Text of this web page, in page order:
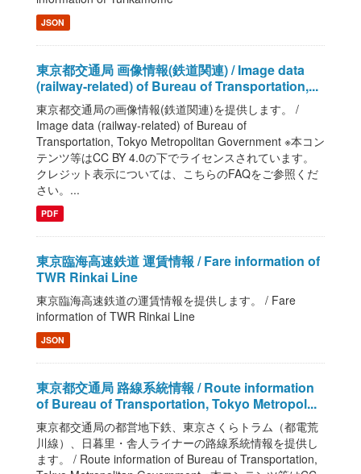
JSON
東京都交通局 画像情報(鉄道関連) / Image data
(railway-related) of Bureau of Transportation,...
東京都交通局の画像情報(鉄道関連)を提供します。 /
Image data (railway-related) of Bureau of
Transportation, Tokyo Metropolitan Government ※本コン
テンツ等はCC BY 4.0の下でライセンスされています。
クレジット表示については、こちらのFAQをご参照くだ
さい。...
PDF
東京臨海高速鉄道 運賃情報 / Fare information of
TWR Rinkai Line
東京臨海高速鉄道の運賃情報を提供します。 / Fare
information of TWR Rinkai Line
JSON
東京都交通局 路線系統情報 / Route information
of Bureau of Transportation, Tokyo Metropol...
東京都交通局の都営地下鉄、東京さくらトラム（都電荒
川線）、日暮里・舎人ライナーの路線系統情報を提供し
ます。 / Route information of Bureau of Transportation,